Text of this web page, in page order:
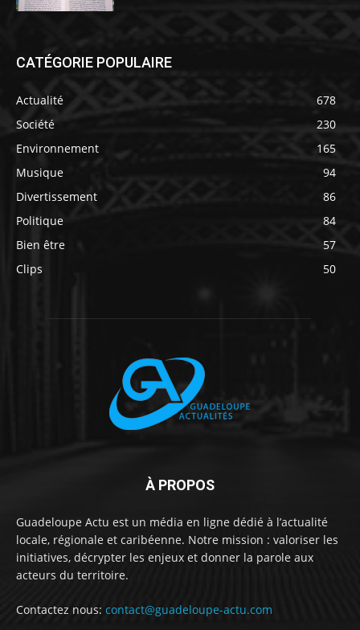
CATÉGORIE POPULAIRE
Actualité
678
Société
230
Environnement
165
Musique
94
Divertissement
86
Politique
84
Bien être
57
Clips
50
À PROPOS
Guadeloupe Actu est un média en ligne dédié à l’actualité
locale, régionale et caribéenne. Notre mission : valoriser les
initiatives, décrypter les enjeux et donner la parole aux
acteurs du territoire.
Contactez nous: contact@guadeloupe-actu.com